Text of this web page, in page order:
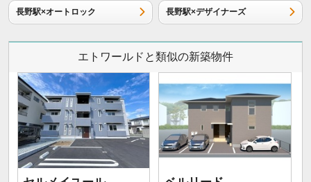
長野駅×オートロック 長野駅×デザイナーズ
エトワールドと類似の新築物件